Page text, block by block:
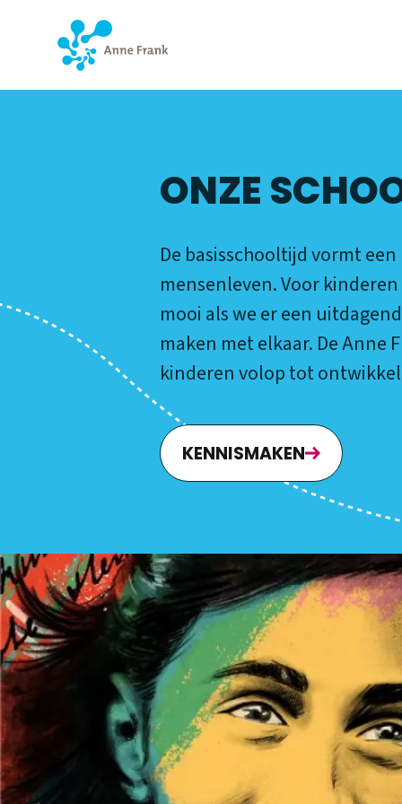
ONZE SCHOOL
ONZE
De basisschooltijd vormt
mensenleven. Voor
mooi als we er een
maken met elkaar. De Anne
kinderen volop tot
KENNISMAKEN